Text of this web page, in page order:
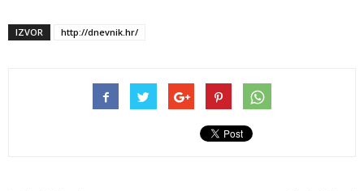
IZVOR http://dnevnik.hr/